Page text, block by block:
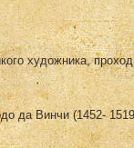
художника,
да Винчи (1452-